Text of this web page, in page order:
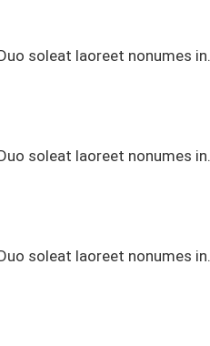
soleat laoreet nonumes in.
soleat laoreet nonumes in.
soleat laoreet nonumes in.